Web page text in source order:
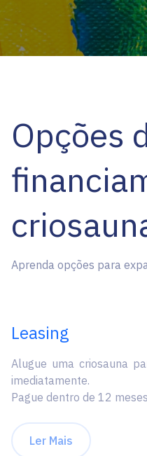
Opções
Aprenda opções para
Leasing
Alugue uma criosauna
imediatamente.
Pague dentro de 12
Ler Mais